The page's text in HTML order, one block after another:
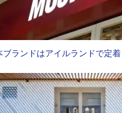
ブランドはアイルランドで定